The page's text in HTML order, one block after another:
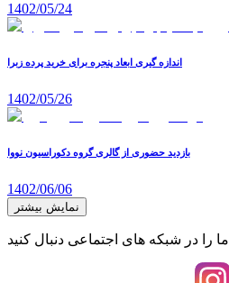
1402/05/24
اندازه گیری ابعاد پنجره برای خرید پرده زبرا
1402/05/26
بازدید حضوری از گالری گروه دکوراسیون نووا
1402/06/06
نمایش بیشتر
ما را در شبکه های اجتماعی دنبال کنید